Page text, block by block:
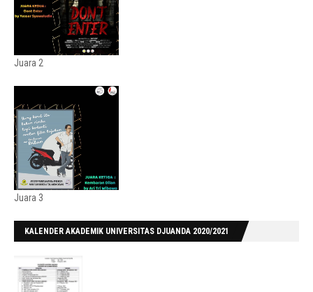
Juara 2
Juara 3
KALENDER AKADEMIK UNIVERSITAS DJUANDA 2020/2021